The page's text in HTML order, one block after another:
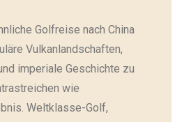
Golfreise nach China
Vulkanlandschaften,
imperiale Geschichte zu
wie
Weltklasse-Golf,